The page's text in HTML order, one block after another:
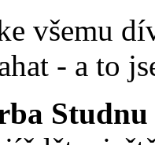
všemu
- a to